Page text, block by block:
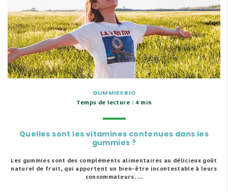
GUMMIES BIO
Temps de lecture : 4 min
Quelles sont les vitamines contenues dans les
gummies ?
Les gummies sont des compléments alimentaires au délicieux goût
naturel de fruit, qui apportent un bien-être incontestable à leurs
consommateurs. ...